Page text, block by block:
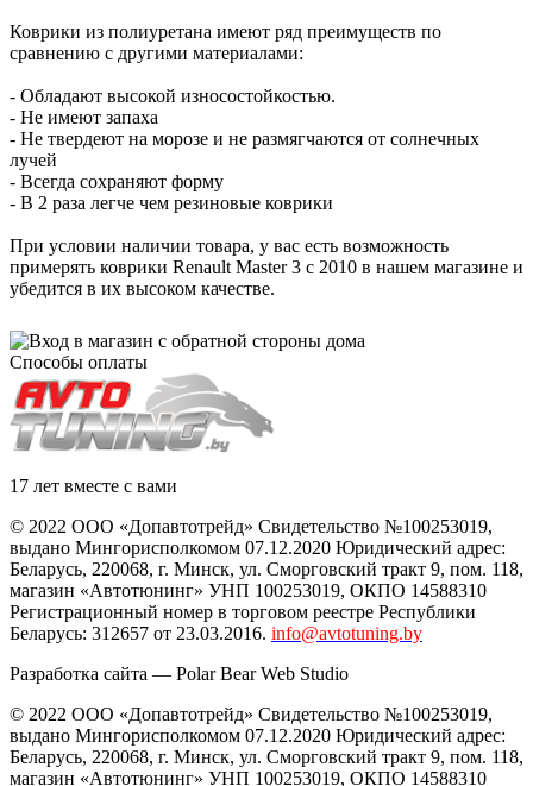
Коврики из полиуретана имеют ряд преимуществ по
сравнению с другими материалами:
- Обладают высокой износостойкостью.
- Не имеют запаха
- Не твердеют на морозе и не размягчаются от солнечных
лучей
- Всегда сохраняют форму
- В 2 раза легче чем резиновые коврики
При условии наличии товара, у вас есть возможность
примерять коврики Renault Master 3 с 2010 в нашем магазине и
убедится в их высоком качестве.
Способы оплаты
17 лет вместе с вами
© 2022 ООО «Допавтотрейд» Свидетельство №100253019,
выдано Мингорисполкомом 07.12.2020 Юридический адрес:
Беларусь, 220068, г. Минск, ул. Сморговский тракт 9, пом. 118,
магазин «Автотюнинг» УНП 100253019, ОКПО 14588310
Регистрационный номер в торговом реестре Республики
Беларусь: 312657 от 23.03.2016. info@avtotuning.by
Разработка сайта — Polar Bear Web Studio
© 2022 ООО «Допавтотрейд» Свидетельство №100253019,
выдано Мингорисполкомом 07.12.2020 Юридический адрес:
Беларусь, 220068, г. Минск, ул. Сморговский тракт 9, пом. 118,
магазин «Автотюнинг» УНП 100253019, ОКПО 14588310